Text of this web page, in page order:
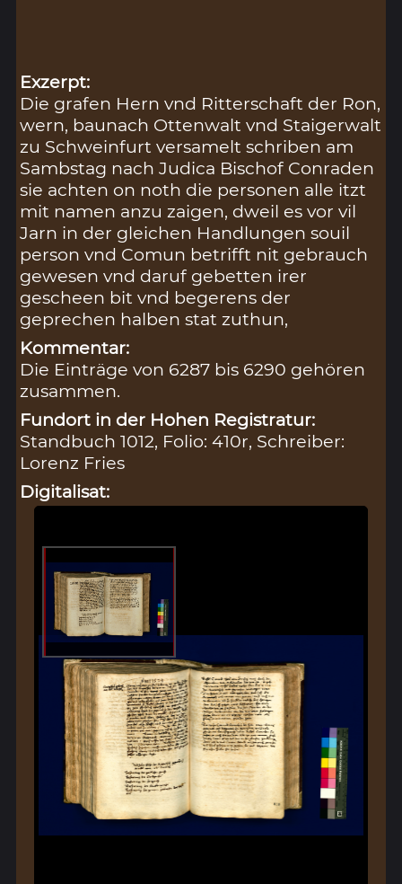
Exzerpt:
Die grafen Hern vnd Ritterschaft der Ron,
wern, baunach Ottenwalt vnd Staigerwalt
zu Schweinfurt versamelt schriben am
Sambstag nach Judica Bischof Conraden
sie achten on noth die personen alle itzt
mit namen anzu zaigen, dweil es vor vil
Jarn in der gleichen Handlungen souil
person vnd Comun betrifft nit gebrauch
gewesen vnd daruf gebetten irer
gescheen bit vnd begerens der
geprechen halben stat zuthun,
Kommentar:
Die Einträge von 6287 bis 6290 gehören
zusammen.
Fundort in der Hohen Registratur:
Standbuch 1012, Folio: 410r, Schreiber:
Lorenz Fries
Digitalisat: